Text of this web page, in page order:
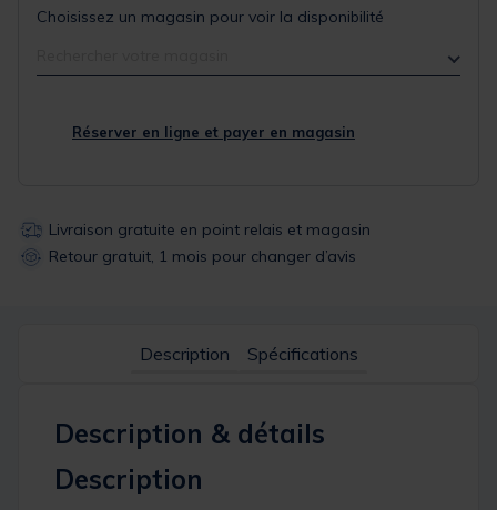
Choisissez un magasin pour voir la disponibilité
Réserver en ligne et payer en magasin
Livraison gratuite en point relais et magasin
Retour gratuit, 1 mois pour changer d’avis
Description Spécifications
Description & détails
Description